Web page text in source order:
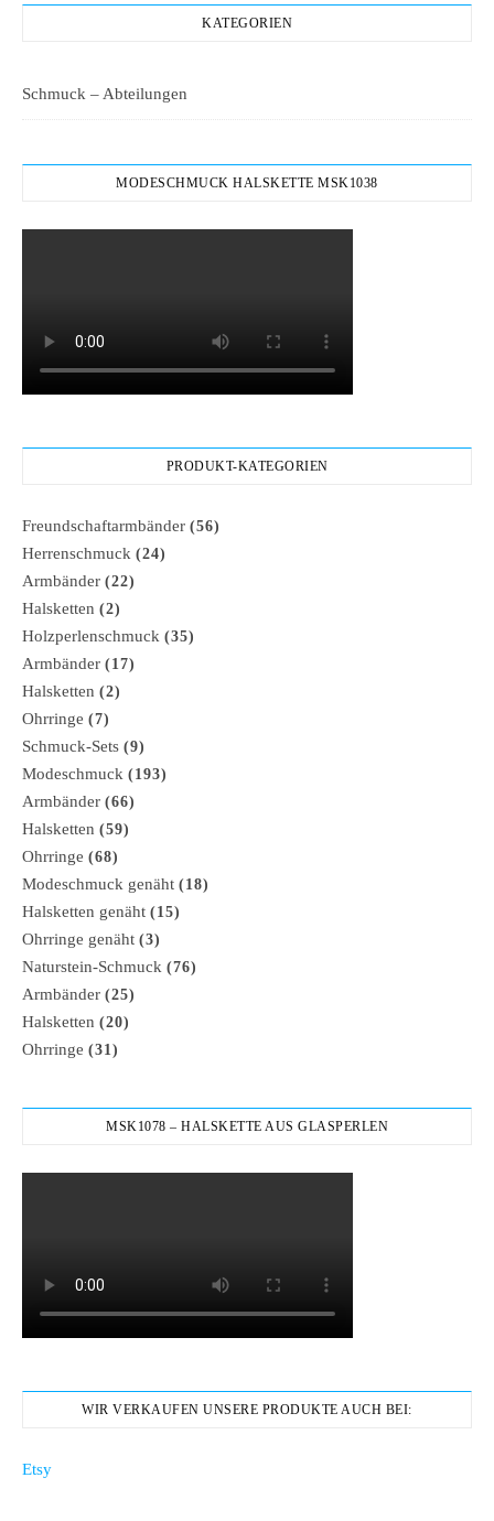
KATEGORIEN
Schmuck – Abteilungen
MODESCHMUCK HALSKETTE MSK1038
PRODUKT-KATEGORIEN
Freundschaftarmbänder (56)
Herrenschmuck (24)
Armbänder (22)
Halsketten (2)
Holzperlenschmuck (35)
Armbänder (17)
Halsketten (2)
Ohrringe (7)
Schmuck-Sets (9)
Modeschmuck (193)
Armbänder (66)
Halsketten (59)
Ohrringe (68)
Modeschmuck genäht (18)
Halsketten genäht (15)
Ohrringe genäht (3)
Naturstein-Schmuck (76)
Armbänder (25)
Halsketten (20)
Ohrringe (31)
MSK1078 – HALSKETTE AUS GLASPERLEN
WIR VERKAUFEN UNSERE PRODUKTE AUCH BEI:
Etsy